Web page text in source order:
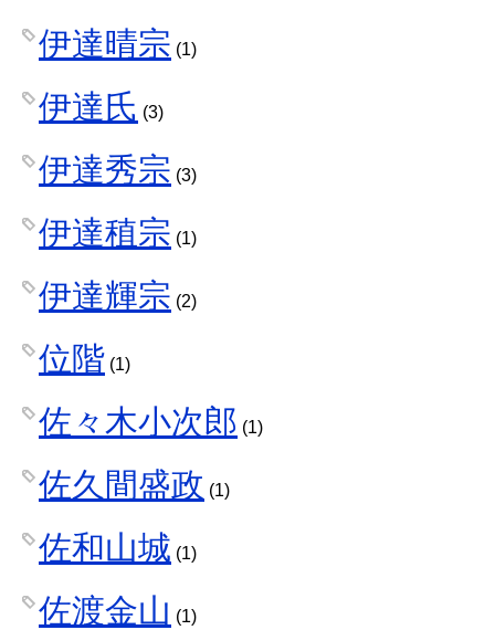
伊達晴宗 (1)
伊達氏 (3)
伊達秀宗 (3)
伊達稙宗 (1)
伊達輝宗 (2)
位階 (1)
佐々木小次郎 (1)
佐久間盛政 (1)
佐和山城 (1)
佐渡金山 (1)